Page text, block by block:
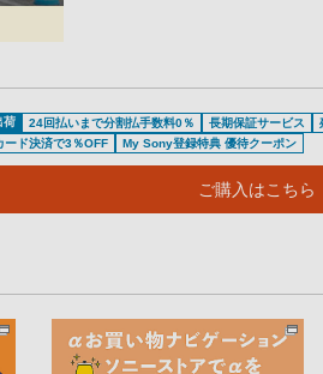
荷 24回払いまで分割払手数料0％ 長期保証サービス
ード決済で3％OFF
My Sony登録特典 優待クーポン
ご購入はこちら